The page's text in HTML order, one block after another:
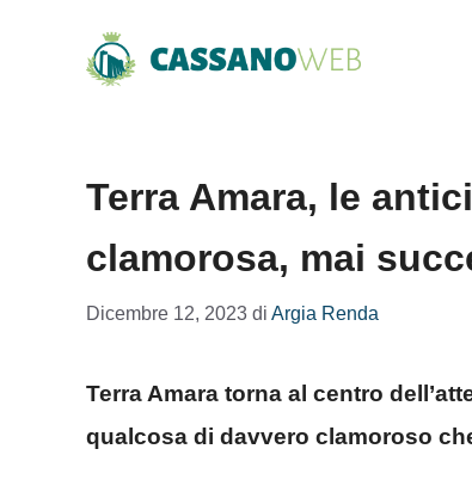
Terra Amara, le
clamorosa, mai
Dicembre 12, 2023 di Argia Renda
Terra Amara torna al centro
qualcosa di davvero clamoroso